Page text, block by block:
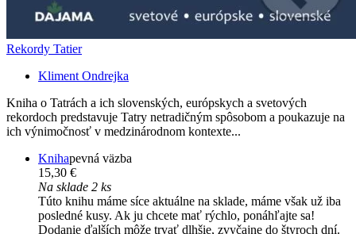
Rekordy Tatier
Kliment Ondrejka
Kniha o Tatrách a ich slovenských, európskych a svetových
rekordoch predstavuje Tatry netradičným spôsobom a poukazuje na
ich výnimočnosť v medzinárodnom kontexte...
Knihapevná väzba
15,30 €
Na sklade 2 ks
Túto knihu máme síce aktuálne na sklade, máme však už iba
posledné kusy. Ak ju chcete mať rýchlo, ponáhľajte sa!
Dodanie ďalších môže trvať dlhšie, zvyčajne do štyroch dní.